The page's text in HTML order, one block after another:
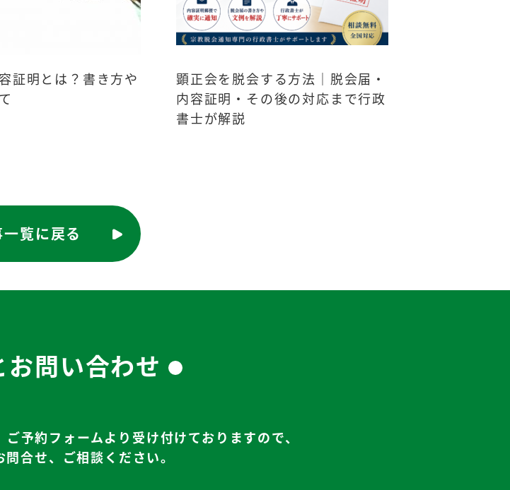
証明とは？書き方や
顕正会を脱会する方法｜脱会届・
内容証明・その後の対応まで行政
書士が解説
覧に戻る
お問い合わせ
予約フォームより受け付けておりますので、
合せ、ご相談ください。